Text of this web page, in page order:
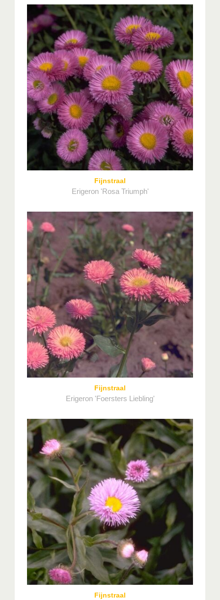
Fijnstraal
Erigeron 'Rosa Triumph'
Fijnstraal
Erigeron 'Foersters Liebling'
Fijnstraal